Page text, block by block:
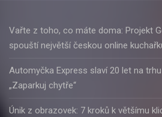
Vařte z toho, co máte doma: Projekt
spouští největší českou online
Automyčka Express slaví 20 let na
„Zaparkuj chytře“
Únik z obrazovek: 7 kroků k většímu